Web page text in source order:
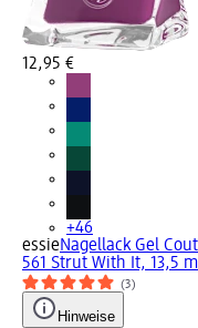
12,95 €
+46
essieNagellack Gel
561 Strut With It, 13,5
(3)
Hinweise